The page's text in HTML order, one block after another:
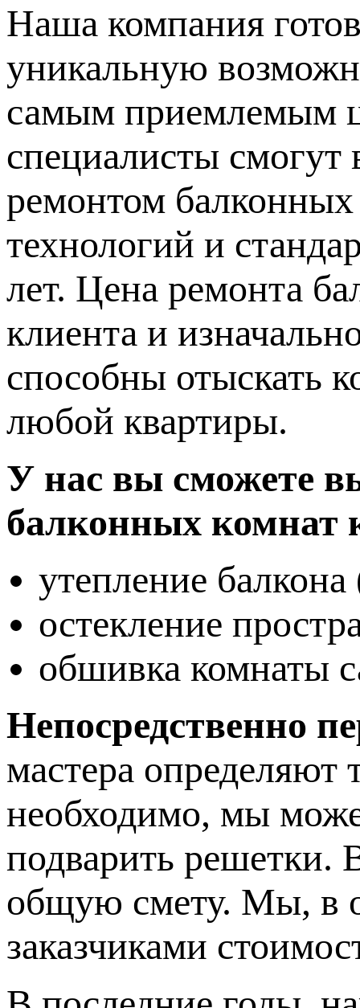
Наша компания
уникальную
самым приемлемым
специалисты смогут
ремонтом
технологий и
лет. Цена ремонта
клиента и
способны отыскать
любой квартиры.
У нас вы сможете
балконных комнат
утепление
остекление
обшивка комнаты
Непосредственно
мастера
необходимо, мы
подварить решетки.
общую смету. Мы, в
заказчиками